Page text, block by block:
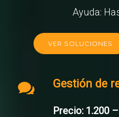
Ayuda:
VER SOLUCIONES
Gestión de
Precio: 1.200